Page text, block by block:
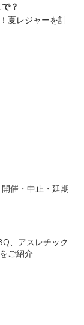
？
夏レジャーを計
催・中止・延期
、アスレチック
ご紹介